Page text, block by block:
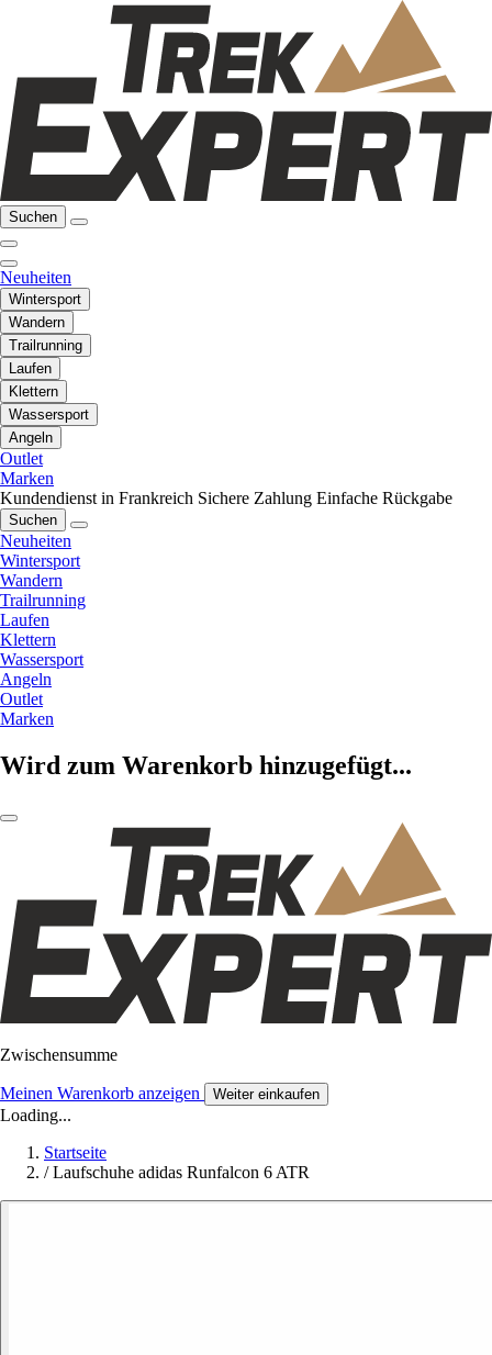
Suchen
Neuheiten
Wintersport
Wandern
Trailrunning
Laufen
Klettern
Wassersport
Angeln
Outlet
Marken
Kundendienst in Frankreich Sichere Zahlung Einfache Rückgabe
Suchen
Neuheiten
Wintersport
Wandern
Trailrunning
Laufen
Klettern
Wassersport
Angeln
Outlet
Marken
Wird zum Warenkorb hinzugefügt...
Zwischensumme
Meinen Warenkorb anzeigen Weiter einkaufen
Loading...
Startseite
/ Laufschuhe adidas Runfalcon 6 ATR